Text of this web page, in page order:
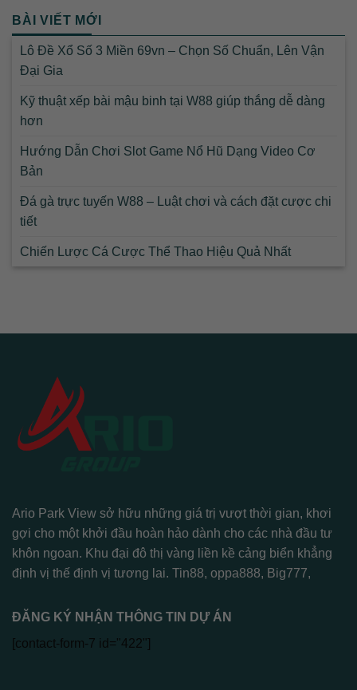
BÀI VIẾT MỚI
Lô Đề Xổ Số 3 Miền 69vn – Chọn Số Chuẩn, Lên Vận
Đại Gia
Kỹ thuật xếp bài mậu binh tại W88 giúp thắng dễ dàng
hơn
Hướng Dẫn Chơi Slot Game Nổ Hũ Dạng Video Cơ
Bản
Đá gà trực tuyến W88 – Luật chơi và cách đặt cược chi
tiết
Chiến Lược Cá Cược Thể Thao Hiệu Quả Nhất
Ario Park View sở hữu những giá trị vượt thời gian, khơi
gợi cho một khởi đầu hoàn hảo dành cho các nhà đầu tư
khôn ngoan. Khu đại đô thị vàng liền kề cảng biển khẳng
định vị thế định vị tương lai. Tin88, oppa888, Big777,
ĐĂNG KÝ NHẬN THÔNG TIN DỰ ÁN
[contact-form-7 id="422"]